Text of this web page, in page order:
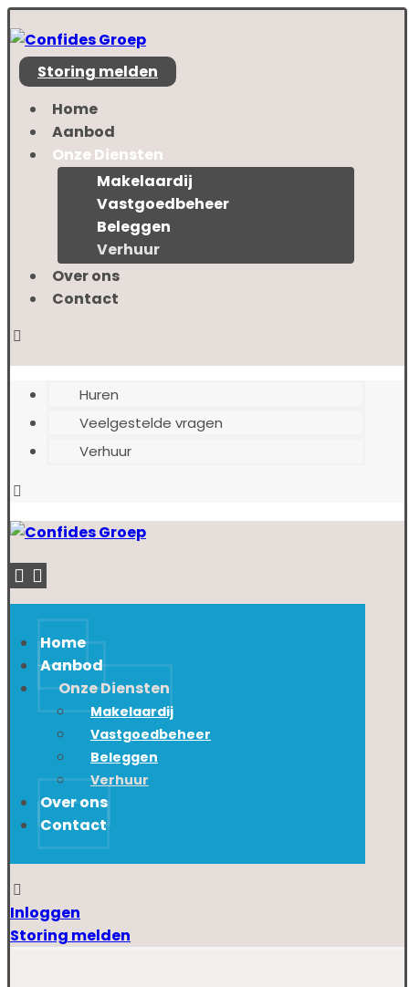
Storing melden
Home
Aanbod
Onze Diensten
Makelaardij
Vastgoedbeheer
Beleggen
Verhuur
Over ons
Contact
Huren
Veelgestelde vragen
Verhuur
Home
Aanbod
Onze Diensten
Makelaardij
Vastgoedbeheer
Beleggen
Verhuur
Over ons
Contact
Inloggen
Storing melden